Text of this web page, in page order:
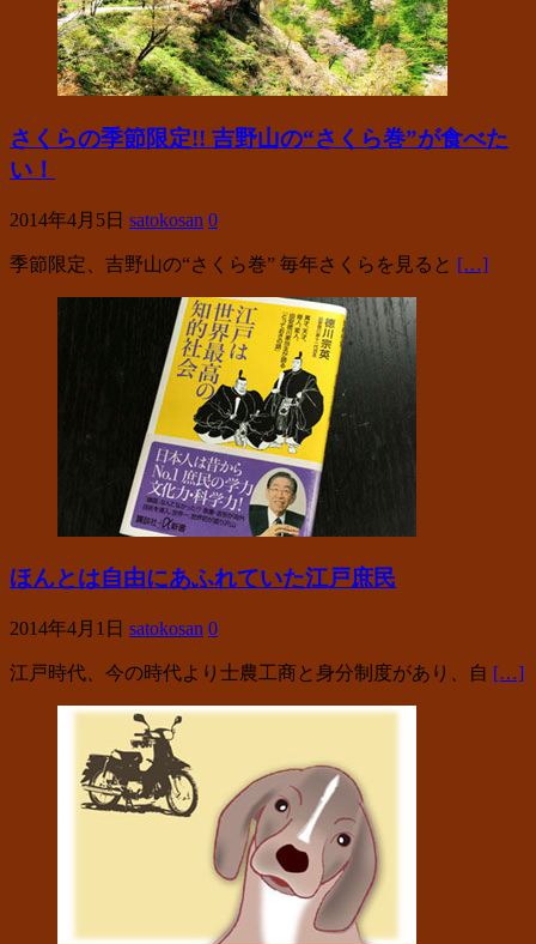
さくらの季節限定!! 吉野山の“さくら巻”が食べた
い！
2014年4月5日 satokosan 0
季節限定、吉野山の“さくら巻” 毎年さくらを見ると […]
ほんとは自由にあふれていた江戸庶民
2014年4月1日 satokosan 0
江戸時代、今の時代より士農工商と身分制度があり、自 […]